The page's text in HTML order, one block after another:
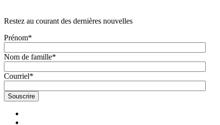
Restez au courant des dernières nouvelles
Prénom*
Nom de famille*
Courriel*